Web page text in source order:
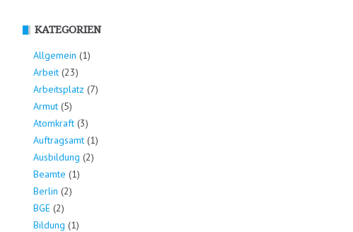
KATEGORIEN
Allgemein (1)
Arbeit (23)
Arbeitsplatz (7)
Armut (5)
Atomkraft (3)
Auftragsamt (1)
Ausbildung (2)
Beamte (1)
Berlin (2)
BGE (2)
Bildung (1)